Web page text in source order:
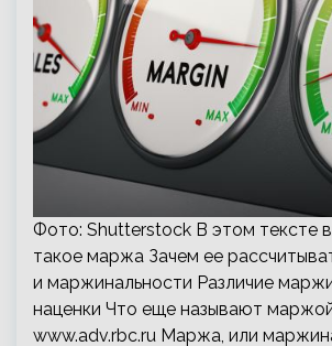
Фото: Shutterstock В этом тексте
такое маржа Зачем ее
и маржинальности Различие
наценки Что еще называют
www.adv.rbc.ru Маржа, или